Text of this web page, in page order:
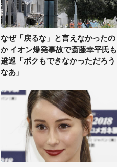
なぜ「戻るな」と言えなかったの
か イオン爆発事故で斎藤幸平氏も
逡巡「ボクもできなかっただろう
なあ」